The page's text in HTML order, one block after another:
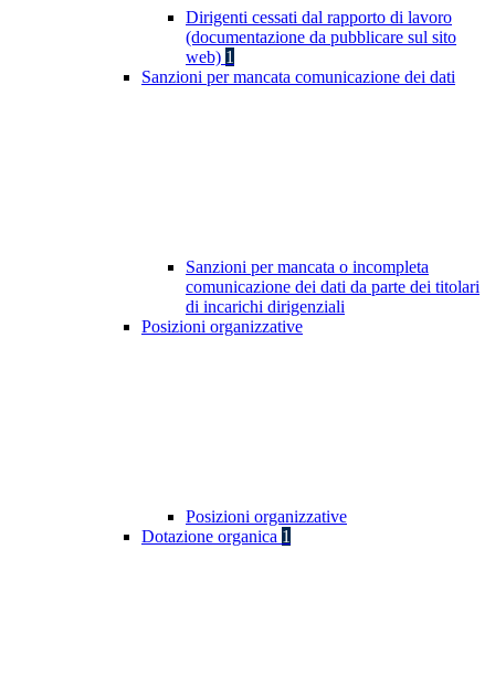
Dirigenti cessati dal rapporto di lavoro
(documentazione da pubblicare sul sito
web) 1
Sanzioni per mancata comunicazione dei dati
Sanzioni per mancata o incompleta
comunicazione dei dati da parte dei titolari
di incarichi dirigenziali
Posizioni organizzative
Posizioni organizzative
Dotazione organica 1